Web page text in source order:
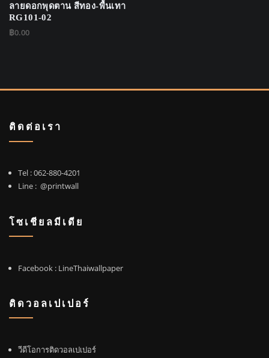
ลายดอกพุดตาน สีทอง-พื้นเทา
RG101-02
฿0.00
ติดต่อเรา
Tel :062-880-4201
Line : @printwall
โซเชียลมีเดีย
Facebook : LineThaiwallpaper
ติดวอลเปเปอร์
วีดีโอการติดวอลเปเปอร์